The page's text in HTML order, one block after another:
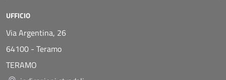
UFFICIO
Via Argentina, 26
64100 - Teramo
TERAMO